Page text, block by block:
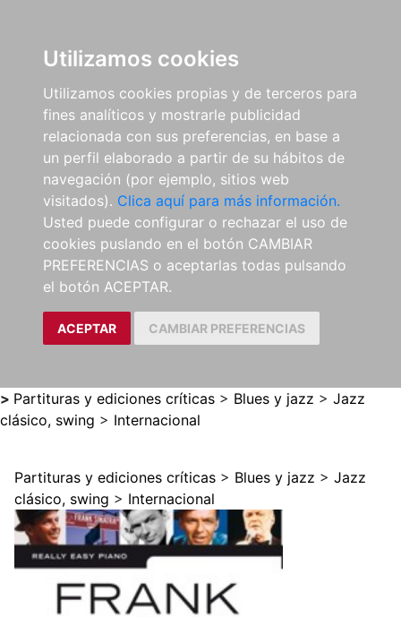
Utilizamos cookies
Utilizamos cookies propias y de terceros para
fines analíticos y mostrarle publicidad
relacionada con sus preferencias, en base a
un perfil elaborado a partir de su hábitos de
navegación (por ejemplo, sitios web
visitados). Clica aquí para más información.
Usted puede configurar o rechazar el uso de
cookies puslando en el botón CAMBIAR
PREFERENCIAS o aceptarlas todas pulsando
el botón ACEPTAR.
ACEPTAR CAMBIAR PREFERENCIAS
> Partituras y ediciones críticas > Blues y jazz > Jazz
clásico, swing > Internacional
Partituras y ediciones críticas > Blues y jazz > Jazz
clásico, swing > Internacional